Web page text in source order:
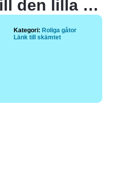
Vad sa den stora skorstenen till den lilla skorstenen?
Kategori: Roliga gåtor
Länk till skämtet